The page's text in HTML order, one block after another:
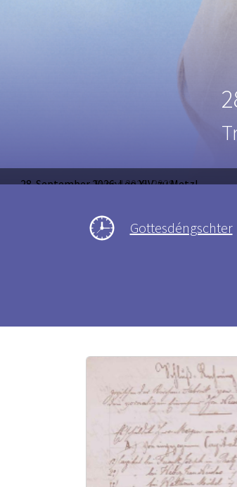
28. September 2026: Leo XIV. zu Metz!
Synod 2025-2028
Gottesdéngschter